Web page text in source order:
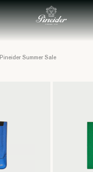
Pineider Summer Sale